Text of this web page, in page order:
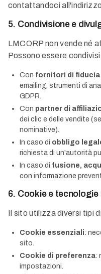
contattandoci
5. Condivisione e
LMCORP non vende né
Possono essere
Con fornitori di fiducia
emailing, strumenti di
GDPR.
Con partner di
dei clic e delle vendite
nominative).
In caso di obbligo
richiesta di un'autorità
In caso di fusione,
con informazione
6. Cookie e tecnologie
Il sito utilizza diversi tipi
Cookie essenziali:
sito.
Cookie di preferenza:
impostazioni.